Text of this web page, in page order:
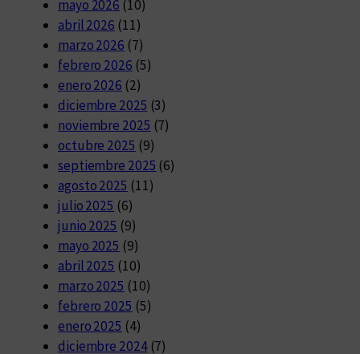
mayo 2026 (10)
abril 2026 (11)
marzo 2026 (7)
febrero 2026 (5)
enero 2026 (2)
diciembre 2025 (3)
noviembre 2025 (7)
octubre 2025 (9)
septiembre 2025 (6)
agosto 2025 (11)
julio 2025 (6)
junio 2025 (9)
mayo 2025 (9)
abril 2025 (10)
marzo 2025 (10)
febrero 2025 (5)
enero 2025 (4)
diciembre 2024(7)